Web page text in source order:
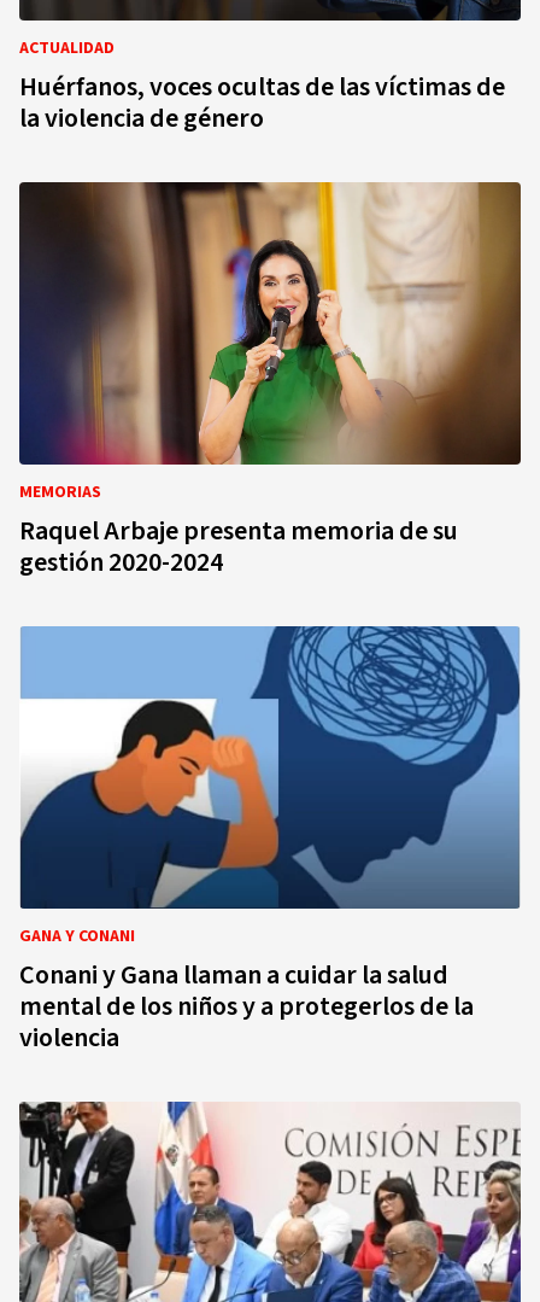
ACTUALIDAD
Huérfanos, voces ocultas de las víctimas de
la violencia de género
MEMORIAS
Raquel Arbaje presenta memoria de su
gestión 2020-2024
GANA Y CONANI
Conani y Gana llaman a cuidar la salud
mental de los niños y a protegerlos de la
violencia